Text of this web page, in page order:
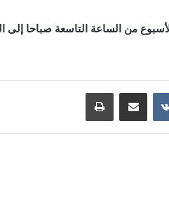
من الساعة التاسعة صباحا إلى
مشاركة عبر البريد طباعة